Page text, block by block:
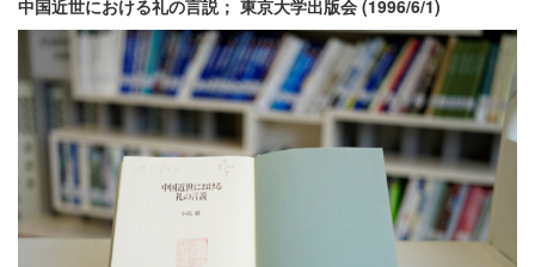
中国近世における礼の言説； 東京大学出版会 (1996/6/1)